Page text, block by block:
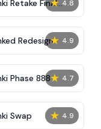
★ 4.8
Retake Final
★ 4.9
Redesign
★ 4.7
Phase 888
★ 4.9
Swap